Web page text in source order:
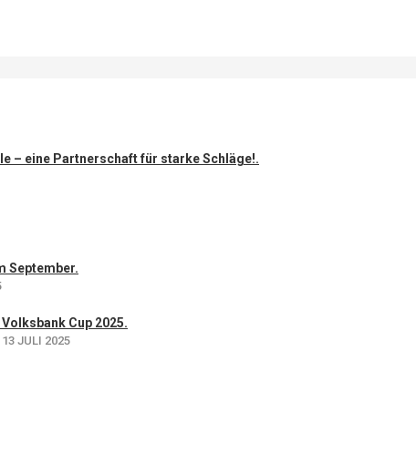
– eine Partnerschaft für starke Schläge!.
September.
Cup 2025.
13 JULI 2025